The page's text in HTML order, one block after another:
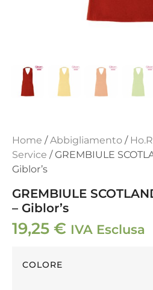
Home /Abbigliamento /
Service / GREMBIULE
Giblor’s
GREMBIULE
– Giblor’s
19,25 € IVA Esclusa
COLORE